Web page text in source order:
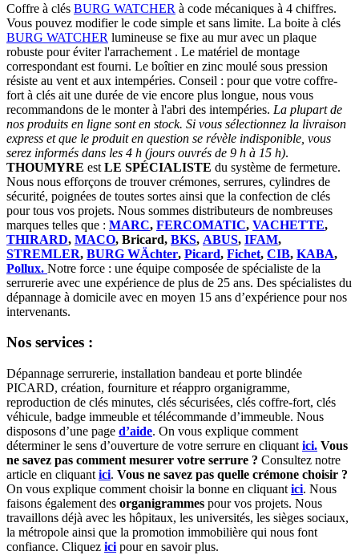
Coffre à clés BURG WATCHER à code mécaniques à 4 chiffres.
Vous pouvez modifier le code simple et sans limite. La boite à clés
BURG WATCHER lumineuse se fixe au mur avec un plaque
robuste pour éviter l'arrachement . Le matériel de montage
correspondant est fourni. Le boîtier en zinc moulé sous pression
résiste au vent et aux intempéries. Conseil : pour que votre coffre-
fort à clés ait une durée de vie encore plus longue, nous vous
recommandons de le monter à l'abri des intempéries. La plupart de
nos produits en ligne sont en stock. Si vous sélectionnez la livraison
express et que le produit en question se révèle indisponible, vous
serez informés dans les 4 h (jours ouvrés de 9 h à 15 h).
THOUMYRE est LE SPÉCIALISTE du système de fermeture.
Nous nous efforçons de trouver crémones, serrures, cylindres de
sécurité, poignées de toutes sortes ainsi que la confection de clés
pour tous vos projets. Nous sommes distributeurs de nombreuses
marques telles que : MARC, FERCOMATIC, VACHETTE,
THIRARD, MACO, Bricard, BKS, ABUS, IFAM,
STREMLER, BURG WÄchter, Picard, Fichet, CIB, KABA,
Pollux. Notre force : une équipe composée de spécialiste de la
serrurerie avec une expérience de plus de 25 ans. Des spécialistes du
dépannage à domicile avec en moyen 15 ans d’expérience pour nos
intervenants.
Nos services :
Dépannage serrurerie, installation bandeau et porte blindée
PICARD, création, fourniture et réappro organigramme,
reproduction de clés minutes, clés sécurisées, clés coffre-fort, clés
véhicule, badge immeuble et télécommande d’immeuble. Nous
disposons d’une page d’aide. On vous explique comment
déterminer le sens d’ouverture de votre serrure en cliquant ici. Vous
ne savez pas comment mesurer votre serrure ? Consultez notre
article en cliquant ici. Vous ne savez pas quelle crémone choisir ?
On vous explique comment choisir la bonne en cliquant ici. Nous
faisons également des organigrammes pour vos projets. Nous
travaillons déjà avec les hôpitaux, les universités, les sièges sociaux,
la métropole ainsi que la promotion immobilière qui nous font
confiance. Cliquez ici